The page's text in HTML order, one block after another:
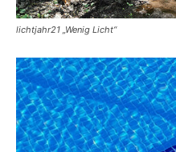
lichtjahr21 „Wenig Licht“